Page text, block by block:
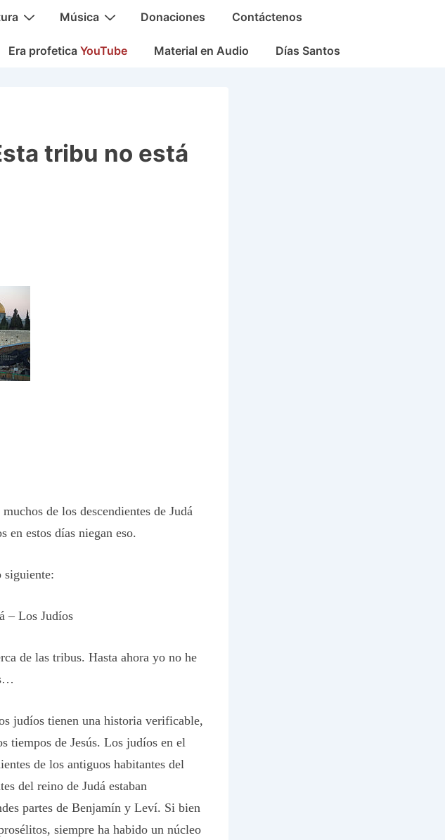
Música Donaciones Contáctenos
Era profetica YouTube Material en Audio Días Santos
tribu no está
de los descendientes de Judá
en estos días niegan eso.
– Los Judíos
de las tribus. Hasta ahora yo no he
judíos tienen una historia verificable,
tiempos de Jesús. Los judíos en el
de los antiguos habitantes del
del reino de Judá estaban
partes de Benjamín y Leví. Si bien
siempre ha habido un núcleo